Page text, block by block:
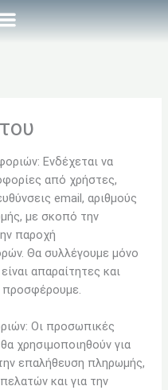
Ενδέχεται να
από χρήστες,
email, αριθμούς
με σκοπό την
παροχή
Θα συλλέγουμε μόνο
απαραίτητες και
προσφέρουμε.
Οι προσωπικές
χρησιμοποιηθούν για
επαλήθευση πληρωμής,
και για την